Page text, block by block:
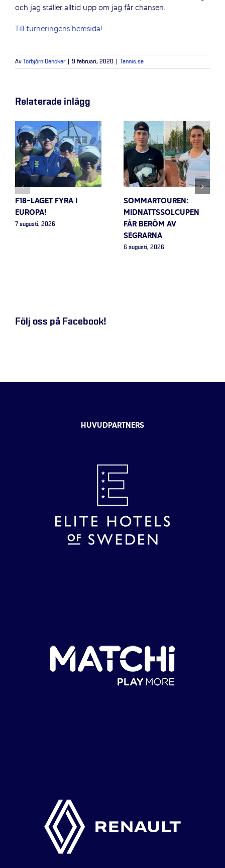
och jag ställer alltid upp om jag får chansen.
Till turneringens hemsida!
Av Torbjörn Dencker 9 februari, 2020 Tennis.se
Relaterade inlägg
F18-LAGET FYRA I
EUROPA!
7 augusti, 2026
SOMMARTOUREN:
MIDNATTSSOLCUPEN
FÅR BERÖM AV
SEGRARNA
6 augusti, 2026
Följ oss på Facebook!
HUVUDPARTNERS